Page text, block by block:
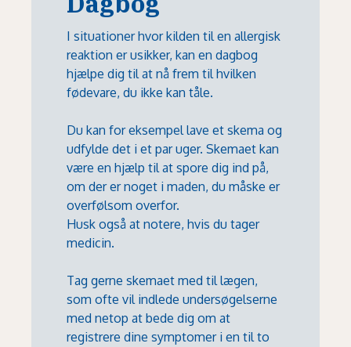
I situationer hvor kilden til en allergisk
reaktion er usikker, kan en dagbog
hjælpe dig til at nå frem til hvilken
fødevare, du ikke kan tåle.
Du kan for eksempel lave et skema og
udfylde det i et par uger. Skemaet kan
være en hjælp til at spore dig ind på,
om der er noget i maden, du måske er
overfølsom overfor.
Husk også at notere, hvis du tager
medicin.
Tag gerne skemaet med til lægen,
som ofte vil indlede undersøgelserne
med netop at bede dig om at
registrere dine symptomer i en til to